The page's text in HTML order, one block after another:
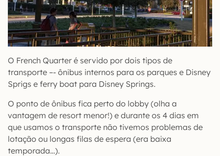
O French Quarter é servido por dois tipos de
transporte –- ônibus internos para os parques e Disney
Sprigs e ferry boat para Disney Springs.
O ponto de ônibus fica perto do lobby (olha a
vantagem de resort menor!) e durante os 4 dias em
que usamos o transporte não tivemos problemas de
lotação ou longas filas de espera (era baixa
temporada…).